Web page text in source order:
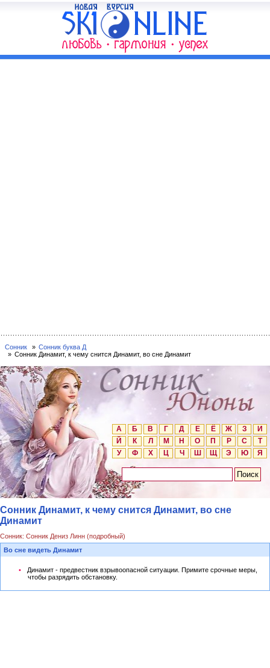
Сонник
Сонник буква Д
Сонник Динамит, к чему снится Динамит, во сне Динамит
А Б В Г Д Е Ё Ж З
И
Й
К Л М Н О П Р С
Т
У
Ф Х Ц Ч Ш Щ Э Ю Я
Сонник Динамит, к чему снится Динамит, во сне
Динамит
Сонник: Сонник Дениз Линн (подробный)
Во сне видеть Динамит
Динамит - предвестник взрывоопасной ситуации. Примите срочные меры,
чтобы разрядить обстановку.